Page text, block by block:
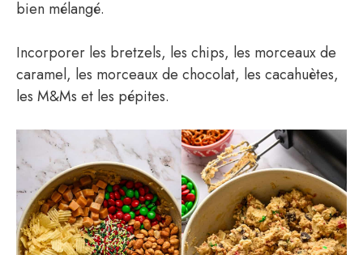
bien mélangé.
Incorporer les bretzels, les chips, les morceaux de
caramel, les morceaux de chocolat, les cacahuètes,
les M&Ms et les pépites.